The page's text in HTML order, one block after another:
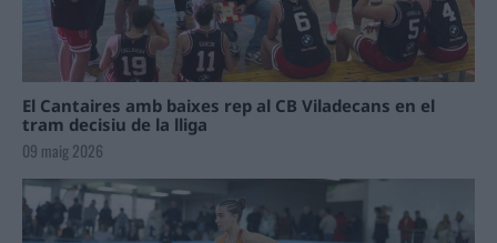
El Cantaires amb baixes rep al CB Viladecans en el
tram decisiu de la lliga
09 maig 2026